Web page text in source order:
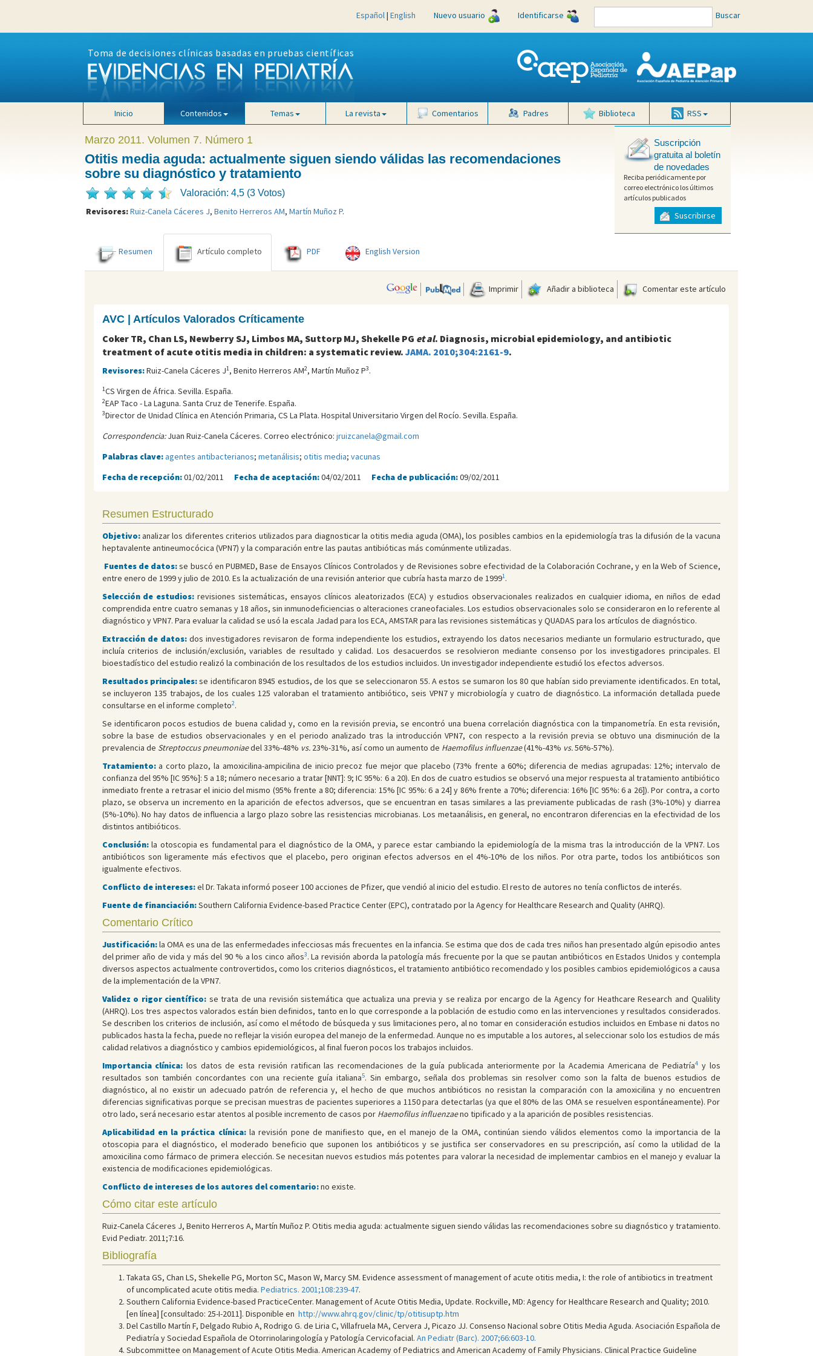
Español| English Nuevo usuario Identificarse Buscar
Toma de decisiones clínicas basadas en pruebas científicas
Inicio Contenidos Temas La revista Comentarios Padres Biblioteca RSS
Marzo 2011. Volumen 7. Número 1
Otitis media aguda: actualmente siguen siendo válidas las recomendaciones
sobre su diagnóstico y tratamiento
Valoración: 4,5 (3 Votos)
Revisores:Ruiz-Canela Cáceres J, Benito Herreros AM, Martín Muñoz P.
Suscripción
gratuita al boletín
de novedades
Reciba periódicamente por
correo electrónico los últimos
artículos publicados
Suscribirse
Resumen Artículo completo PDF English Version
Imprimir Añadir a biblioteca Comentar este artículo
AVC | Artículos Valorados Críticamente
Coker TR, Chan LS, Newberry SJ, Limbos MA, Suttorp MJ, Shekelle PG et al. Diagnosis, microbial epidemiology, and antibiotic
treatment of acute otitis media in children: a systematic review. JAMA. 2010;304:2161-9.
Revisores:Ruiz-Canela Cáceres J1, Benito Herreros AM2, Martín Muñoz P3.
1CS Virgen de África. Sevilla. España.
2EAP Taco - La Laguna. Santa Cruz de Tenerife. España.
3Director de Unidad Clínica en Atención Primaria, CS La Plata. Hospital Universitario Virgen del Rocí­o. Sevilla. España.
Correspondencia:Juan Ruiz-Canela Cáceres. Correo electrónico: jruizcanela@gmail.com
Palabras clave:agentes antibacterianos; metanálisis; otitis media; vacunas
Fecha de recepción:01/02/2011 Fecha de aceptación:04/02/2011 Fecha de publicación:09/02/2011
Resumen Estructurado
Objetivo:analizar los diferentes criterios utilizados para diagnosticar la otitis media aguda (OMA), los posibles cambios en la epidemiología tras la difusión de la vacuna
heptavalente antineumocócica (VPN7) y la comparación entre las pautas antibióticas más comúnmente utilizadas.
Fuentes de datos:se buscó en PUBMED, Base de Ensayos Clínicos Controlados y de Revisiones sobre efectividad de la Colaboración Cochrane, y en la Web of Science,
entre enero de 1999 y julio de 2010. Es la actualización de una revisión anterior que cubría hasta marzo de 19991.
Selección de estudios: revisiones sistemáticas, ensayos clínicos aleatorizados (ECA) y estudios observacionales realizados en cualquier idioma, en niños de edad
comprendida entre cuatro semanas y 18 años, sin inmunodeficiencias o alteraciones craneofaciales. Los estudios observacionales solo se consideraron en lo referente al
diagnóstico y VPN7. Para evaluar la calidad se usó la escala Jadad para los ECA, AMSTAR para las revisiones sistemáticas y QUADAS para los artículos de diagnóstico.
Extracción de datos: dos investigadores revisaron de forma independiente los estudios, extrayendo los datos necesarios mediante un formulario estructurado, que
incluía criterios de inclusión/exclusión, variables de resultado y calidad. Los desacuerdos se resolvieron mediante consenso por los investigadores principales. El
bioestadístico del estudio realizó la combinación de los resultados de los estudios incluidos. Un investigador independiente estudió los efectos adversos.
Resultados principales:se identificaron 8945 estudios, de los que se seleccionaron 55. A estos se sumaron los 80 que habían sido previamente identificados. En total,
se incluyeron 135 trabajos, de los cuales 125 valoraban el tratamiento antibiótico, seis VPN7 y microbiología y cuatro de diagnóstico. La información detallada puede
consultarse en el informe completo2.
Se identificaron pocos estudios de buena calidad y, como en la revisión previa, se encontró una buena correlación diagnóstica con la timpanometría. En esta revisión,
sobre la base de estudios observacionales y en el periodo analizado tras la introducción VPN7, con respecto a la revisión previa se obtuvo una disminución de la
prevalencia de Streptoccus pneumoniaedel 33%-48% vs.23%-31%, así como un aumento de Haemofilus influenzae(41%-43% vs.56%-57%).
Tratamiento:a corto plazo, la amoxicilina-ampicilina de inicio precoz fue mejor que placebo (73% frente a 60%; diferencia de medias agrupadas: 12%; intervalo de
confianza del 95% [IC 95%]: 5 a 18; número necesario a tratar [NNT]: 9; IC 95%: 6 a 20). En dos de cuatro estudios se observó una mejor respuesta al tratamiento antibiótico
inmediato frente a retrasar el inicio del mismo (95% frente a 80; diferencia: 15% [IC 95%: 6 a 24] y 86% frente a 70%; diferencia: 16% [IC 95%: 6 a 26]). Por contra, a corto
plazo, se observa un incremento en la aparición de efectos adversos, que se encuentran en tasas similares a las previamente publicadas de rash (3%-10%) y diarrea
(5%-10%). No hay datos de influencia a largo plazo sobre las resistencias microbianas. Los metaanálisis, en general, no encontraron diferencias en la efectividad de los
distintos antibióticos.
Conclusión:la otoscopia es fundamental para el diagnóstico de la OMA, y parece estar cambiando la epidemiología de la misma tras la introducción de la VPN7. Los
antibióticos son ligeramente más efectivos que el placebo, pero originan efectos adversos en el 4%-10% de los niños. Por otra parte, todos los antibióticos son
igualmente efectivos.
Conflicto de intereses:el Dr. Takata informó poseer 100 acciones de Pfizer, que vendió al inicio del estudio. El resto de autores no tenía conflictos de interés.
Fuente de financiación:Southern California Evidence-based Practice Center (EPC), contratado por la Agency for Healthcare Research and Quality (AHRQ).
Comentario Crítico
Justificación:la OMA es una de las enfermedades infecciosas más frecuentes en la infancia. Se estima que dos de cada tres niños han presentado algún episodio antes
del primer año de vida y más del 90 % a los cinco años3. La revisión aborda la patología más frecuente por la que se pautan antibióticos en Estados Unidos y contempla
diversos aspectos actualmente controvertidos, como los criterios diagnósticos, el tratamiento antibiótico recomendado y los posibles cambios epidemiológicos a causa
de la implementación de la VPN7.
Validez o rigor científico: se trata de una revisión sistemática que actualiza una previa y se realiza por encargo de la Agency for Heathcare Research and Qualility
(AHRQ). Los tres aspectos valorados están bien definidos, tanto en lo que corresponde a la población de estudio como en las intervenciones y resultados considerados.
Se describen los criterios de inclusión, así como el método de búsqueda y sus limitaciones pero, al no tomar en consideración estudios incluidos en Embase ni datos no
publicados hasta la fecha, puede no reflejar la visión europea del manejo de la enfermedad. Aunque no es imputable a los autores, al seleccionar solo los estudios de más
calidad relativos a diagnóstico y cambios epidemiológicos, al final fueron pocos los trabajos incluidos.
Importancia clínica: los datos de esta revisión ratifican las recomendaciones de la guía publicada anteriormente por la Academia Americana de Pediatría4 y los
resultados son también concordantes con una reciente guía italiana5. Sin embargo, señala dos problemas sin resolver como son la falta de buenos estudios de
diagnóstico, al no existir un adecuado patrón de referencia y, el hecho de que muchos antibióticos no resistan la comparación con la amoxicilina y no encuentren
diferencias significativas porque se precisan muestras de pacientes superiores a 1150 para detectarlas (ya que el 80% de las OMA se resuelven espontáneamente). Por
otro lado, será necesario estar atentos al posible incremento de casos por Haemofilus influenzaeno tipificado y a la aparición de posibles resistencias.
Aplicabilidad en la práctica clínica:la revisión pone de manifiesto que, en el manejo de la OMA, continúan siendo válidos elementos como la importancia de la
otoscopia para el diagnóstico, el moderado beneficio que suponen los antibióticos y se justifica ser conservadores en su prescripción, así como la utilidad de la
amoxicilina como fármaco de primera elección. Se necesitan nuevos estudios más potentes para valorar la necesidad de implementar cambios en el manejo y evaluar la
existencia de modificaciones epidemiológicas.
Conflicto de intereses de los autores del comentario:no existe.
Cómo citar este artículo
Ruiz-Canela Cáceres J, Benito Herreros A, Martín Muñoz P. Otitis media aguda: actualmente siguen siendo válidas las recomendaciones sobre su diagnóstico y tratamiento.
Evid Pediatr. 2011;7:16.
Bibliografía
Takata GS, Chan LS, Shekelle PG, Morton SC, Mason W, Marcy SM. Evidence assessment of management of acute otitis media, I: the role of antibiotics in treatment
of uncomplicated acute otitis media. Pediatrics. 2001;108:239-47.
Southern California Evidence-based PracticeCenter. Management of Acute Otitis Media, Update. Rockville, MD: Agency for Healthcare Research and Quality; 2010.
[en línea] [consultado: 25-I-2011]. Disponible en http://www.ahrq.gov/clinic/tp/otitisuptp.htm
Del Castillo Martín F, Delgado Rubio A, Rodrigo G. de Liria C, Villafruela MA, Cervera J, Picazo JJ. Consenso Nacional sobre Otitis Media Aguda. Asociación Española de
Pediatría y Sociedad Española de Otorrinolaringología y Patología Cervicofacial. An Pediatr (Barc). 2007;66:603-10.
Subcommittee on Management of Acute Otitis Media. American Academy of Pediatrics and American Academy of Family Physicians. Clinical Practice Guideline